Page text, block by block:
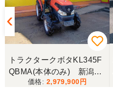
トラクタークボタKL345F
QBMA(本体のみ) 新潟●
2,979,900